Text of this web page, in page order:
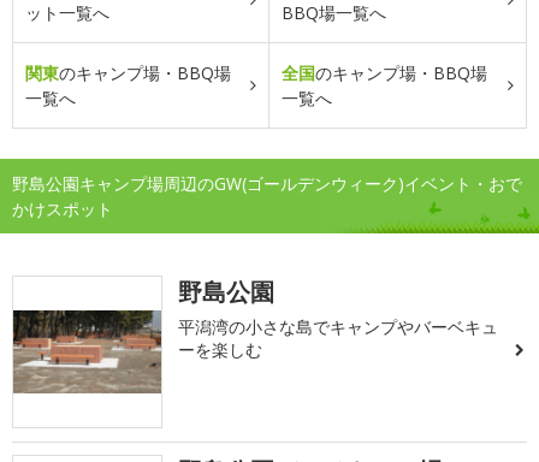
ット一覧へ
BBQ場一覧へ
関東のキャンプ場・BBQ場
一覧へ
全国のキャンプ場・BBQ場
一覧へ
野島公園キャンプ場周辺のGW(ゴールデンウィーク)イベント・おで
かけスポット
野島公園
平潟湾の小さな島でキャンプやバーベキュ
ーを楽しむ